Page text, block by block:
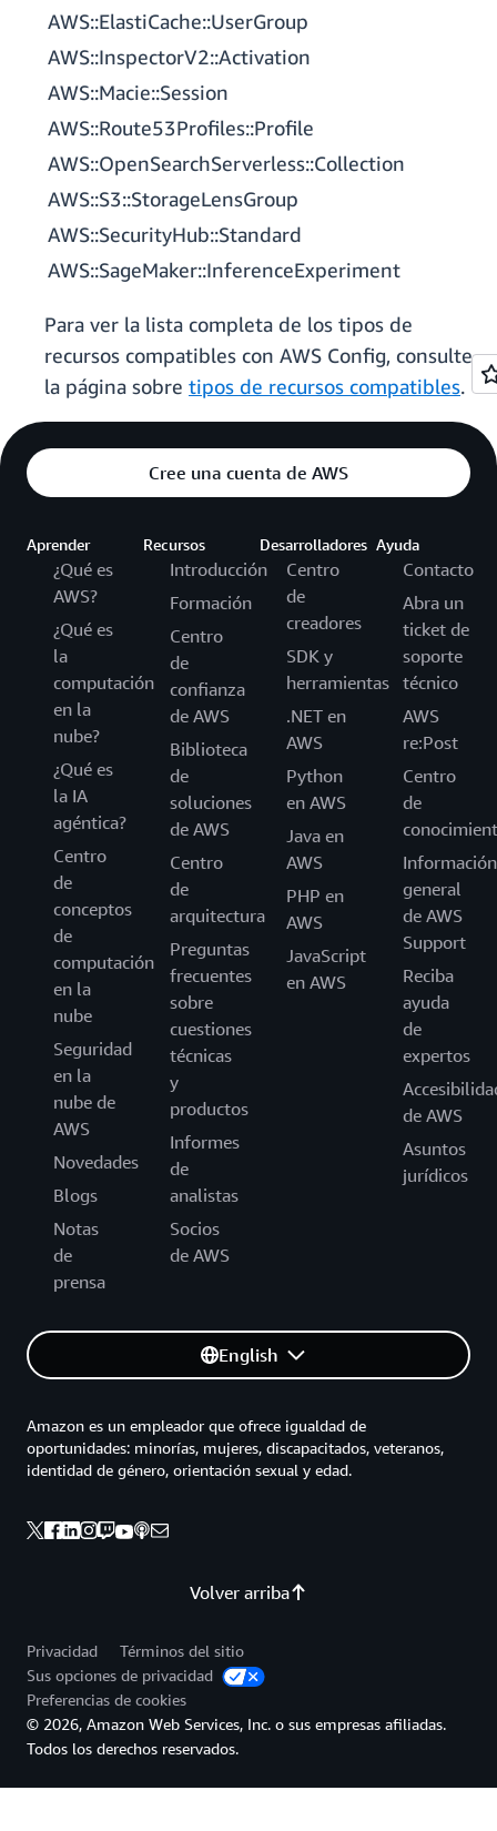
AWS::ElastiCache::UserGroup
AWS::InspectorV2::Activation
AWS::Macie::Session
AWS::Route53Profiles::Profile
AWS::OpenSearchServerless::Collection
AWS::S3::StorageLensGroup
AWS::SecurityHub::Standard
AWS::SageMaker::InferenceExperiment
Para ver la lista completa de los tipos de
recursos compatibles con AWS Config, consulte
la página sobre tipos de recursos compatibles.
Cree una cuenta de AWS
Aprender
¿Qué es
AWS?
¿Qué es
la
computación
en la
nube?
¿Qué es
la IA
agéntica?
Centro
de
conceptos
de
computación
en la
nube
Seguridad
en la
nube de
AWS
Novedades
Blogs
Notas
de
prensa
Recursos
Introducción
Formación
Centro
de
confianza
de AWS
Biblioteca
de
soluciones
de AWS
Centro
de
arquitectura
Preguntas
frecuentes
sobre
cuestiones
técnicas
y
productos
Informes
de
analistas
Socios
de AWS
Desarrolladores
Centro
de
creadores
SDK y
herramientas
.NET en
AWS
Python
en AWS
Java en
AWS
PHP en
AWS
JavaScript
en AWS
Ayuda
Contacto
Abra un
ticket de
soporte
técnico
AWS
re:Post
Centro
de
Información
general
de AWS
Support
Reciba
ayuda
de
expertos
de AWS
Asuntos
jurídicos
English
Volver arriba
Amazon es un empleador que ofrece igualdad de
oportunidades: minorías, mujeres, discapacitados, veteranos,
identidad de género, orientación sexual y edad.
Privacidad
Términos del sitio
Sus opciones de privacidad
Preferencias de cookies
© 2026, Amazon Web Services, Inc. o sus empresas afiliadas.
Todos los derechos reservados.